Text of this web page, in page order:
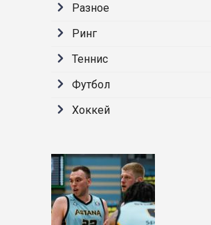
Разное
Ринг
Теннис
Футбол
Хоккей